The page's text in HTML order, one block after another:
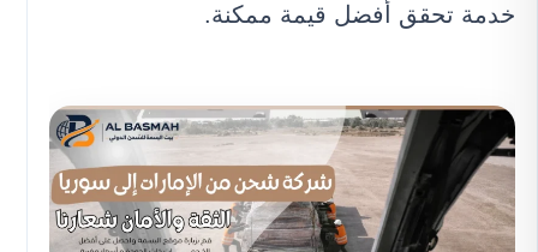
خدمة تحقق أفضل قيمة ممكنة.